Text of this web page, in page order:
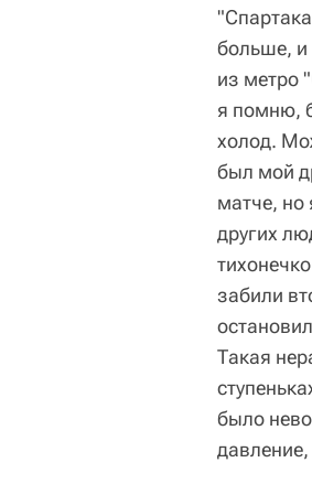
больше, и
из метро
я помню,
холод.
был мой
матче, но
других
забили
Такая
было
давление,